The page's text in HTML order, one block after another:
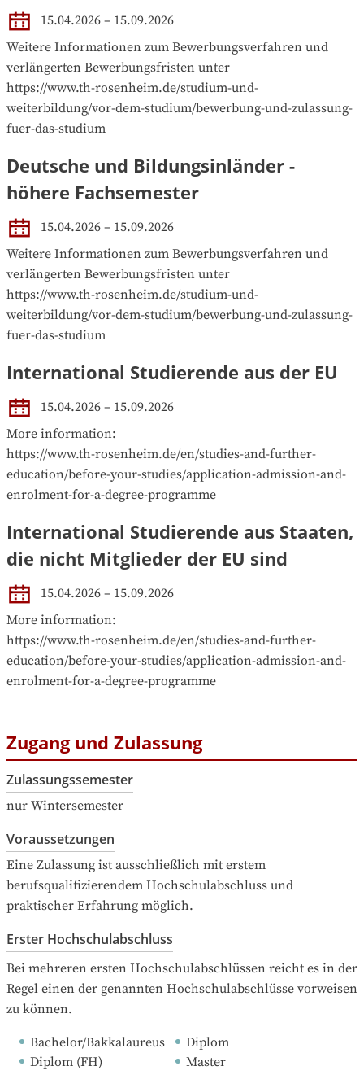
15.04.2026 – 15.09.2026
Weitere Informationen zum Bewerbungsverfahren und
verlängerten Bewerbungsfristen unter
https://www.th-rosenheim.de/studium-und-
weiterbildung/vor-dem-studium/bewerbung-und-zulassung-
fuer-das-studium
Deutsche und Bildungsinländer -
höhere Fachsemester
15.04.2026 – 15.09.2026
Weitere Informationen zum Bewerbungsverfahren und
verlängerten Bewerbungsfristen unter
https://www.th-rosenheim.de/studium-und-
weiterbildung/vor-dem-studium/bewerbung-und-zulassung-
fuer-das-studium
International Studierende aus der EU
15.04.2026 – 15.09.2026
More information:
https://www.th-rosenheim.de/en/studies-and-further-
education/before-your-studies/application-admission-and-
enrolment-for-a-degree-programme
International Studierende aus Staaten,
die nicht Mitglieder der EU sind
15.04.2026 – 15.09.2026
More information:
https://www.th-rosenheim.de/en/studies-and-further-
education/before-your-studies/application-admission-and-
enrolment-for-a-degree-programme
Zugang und Zulassung
Zulassungssemester
nur Wintersemester
Voraussetzungen
Eine Zulassung ist ausschließlich mit erstem
berufsqualifizierendem Hochschulabschluss und
praktischer Erfahrung möglich.
Erster Hochschulabschluss
Bei mehreren ersten Hochschulabschlüssen reicht es in der
Regel einen der genannten Hochschulabschlüsse vorweisen
zu können.
Bachelor/Bakkalaureus
Diplom
Diplom (FH)
Master